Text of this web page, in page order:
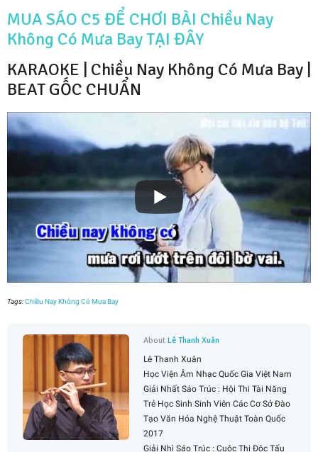
MUA SÁO C5 ĐỂ CHƠI BÀI Chiều Nay
Không Có Mưa Bay TẠI ĐÂY
KARAOKE | Chiều Nay Không Có Mưa Bay |
BEAT GỐC CHUẨN
Tags:Chiều Nay Không Có Mưa Bay
AboutLê Thanh Xuân
Lê Thanh Xuân
Học Viện Âm Nhạc Quốc Gia Việt Nam
Giải Nhất Sáo Trúc : Hội Thi Tài Năng
Trẻ Học Sinh Sinh Viên Các Cơ Sở Đào
Tạo Văn Hóa Nghệ Thuật Toàn Quốc
2017
Giải Nhì Sáo Trúc : Cuộc Thi Độc Tấu